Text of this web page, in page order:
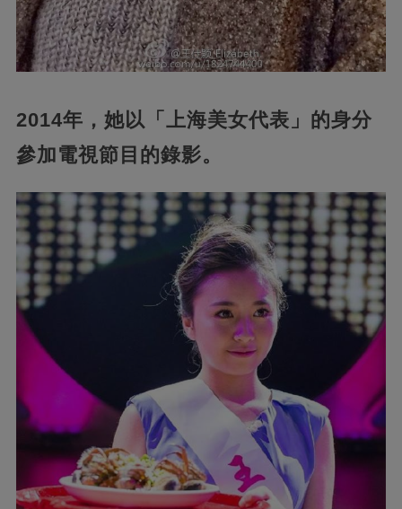
2014年，她以「上海美女代表」的身分
參加電視節目的錄影。